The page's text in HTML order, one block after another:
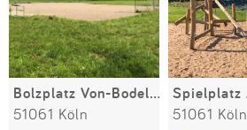
Bolzplatz Von-Bodelschwingh-Straße
51061 Köln 51061 Köln